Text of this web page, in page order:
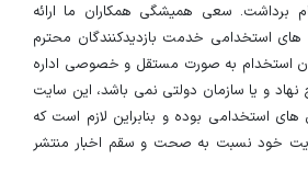
برداشت. سعی همیشگی همکاران ما ارائه
استخدامی خدمت بازدیدکنندگان محترم
استخدام به صورت مستقل و خصوصی اداره
و یا سازمان دولتی نمی باشد، این سایت
استخدامی بوده و بنابراین لازم است که
خود نسبت به صحت و سقم اخبار منتشر